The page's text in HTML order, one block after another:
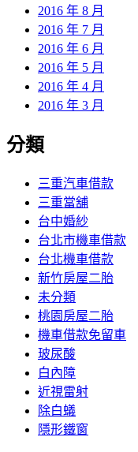
2016 年 8 月
2016 年 7 月
2016 年 6 月
2016 年 5 月
2016 年 4 月
2016 年 3 月
分類
三重汽車借款
三重當舖
台中婚紗
台北市機車借款
台北機車借款
新竹房屋二胎
未分類
桃園房屋二胎
機車借款免留車
玻尿酸
白內障
近視雷射
除白蟻
隱形鐵窗